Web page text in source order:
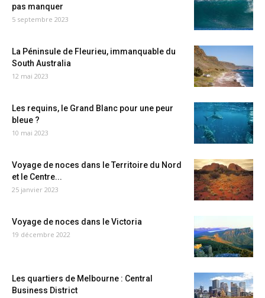
pas manquer
5 septembre 2023
La Péninsule de Fleurieu, immanquable du
South Australia
12 mai 2023
Les requins, le Grand Blanc pour une peur
bleue ?
10 mai 2023
Voyage de noces dans le Territoire du Nord
et le Centre...
25 janvier 2023
Voyage de noces dans le Victoria
19 décembre 2022
Les quartiers de Melbourne : Central
Business District